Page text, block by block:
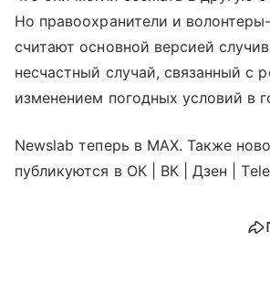
Но правоохранители и
считают основной версией
несчастный случай, связанный с
изменением погодных условий в
Newslab теперь в МАХ. Также
публикуются в ОК | ВК | Дзен |